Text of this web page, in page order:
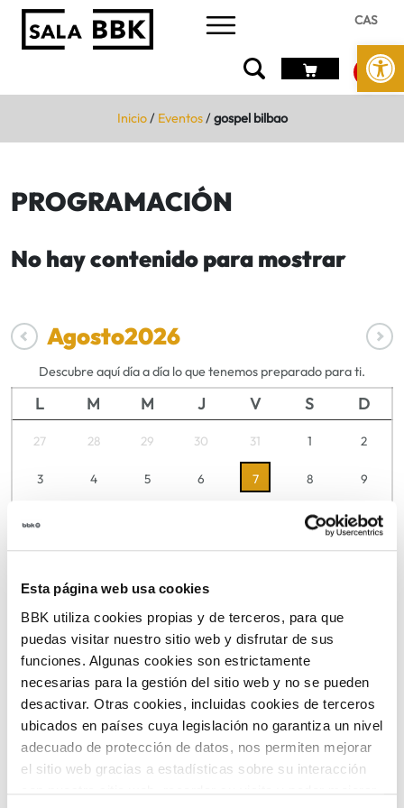
Abrir
Esta página web usa cookies
BBK utiliza cookies propias y de terceros, para que
puedas visitar nuestro sitio web y disfrutar de sus
funciones. Algunas cookies son estrictamente
necesarias para la gestión del sitio web y no se pueden
desactivar. Otras cookies, incluidas cookies de terceros
ubicados en países cuya legislación no garantiza un nivel
adecuado de protección de datos, nos permiten mejorar
el sitio web gracias a estadísticas sobre su interacción
CAS
Inicio/ Eventos/gospel bilbao
PROGRAMACIÓN
No hay contenido para mostrar
Agosto2026
Descubre aquí día a día lo que tenemos preparado para ti.
L M M J V S D
27 28 29 30 31 1 2
3 4 5 6 7 8 9
15 16
17 18 19 20 21 22 23
24 25 26 27
1 2 3 4
TICKETS